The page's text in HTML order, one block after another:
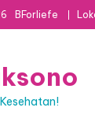
BForliefe